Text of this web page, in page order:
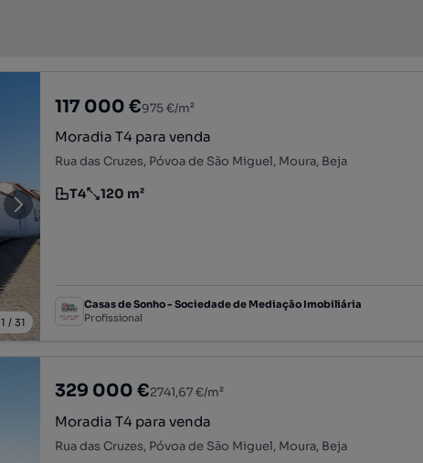
1 /31
117 000 €975 €/m²
Moradia T4 para venda
Rua das Cruzes, Póvoa de São Miguel, Moura, Beja
Tipologia
T4
Preço por metro quadrado
120 m²
Casas de Sonho - Sociedade de Mediação Imobiliária
Profissional
329 000 €2741,67 €/m²
Moradia T4 para venda
Rua das Cruzes, Póvoa de São Miguel, Moura, Beja